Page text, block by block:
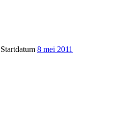
Startdatum 8 mei 2011